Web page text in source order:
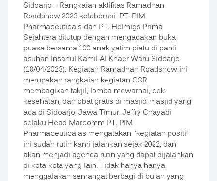
Sidoarjo – Rangkaian aktifitas Ramadhan
Roadshow 2023 kolaborasi PT. PIM
Pharmaceuticals dan PT. Helmigs Prima
Sejahtera ditutup dengan mengadakan buka
puasa bersama 100 anak yatim piatu di panti
asuhan Insanul Kamil Al Khaer Waru Sidoarjo
(18/04/2023). Kegiatan Ramadhan Roadshow ini
merupakan rangkaian kegiatan CSR
membagikan takjil, lomba mewarnai, cek
kesehatan, dan obat gratis di masjid-masjid yang
ada di Sidoarjo, Jawa Timur. Jeffry Chayadi
selaku Head Marcomm PT. PIM
Pharmaceuticalas mengatakan ‘’kegiatan positif
ini sudah rutin kami jalankan sejak 2022, dan
akan menjadi agenda rutin yang dapat dijalankan
di kota-kota yang lain. Tidak hanya hanya
menggalakan semangat berbagi di bulan yang